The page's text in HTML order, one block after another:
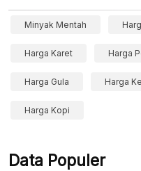
Minyak Mentah
Harga Karet Harga
Harga Gula Harga
Harga Kopi
Data Populer